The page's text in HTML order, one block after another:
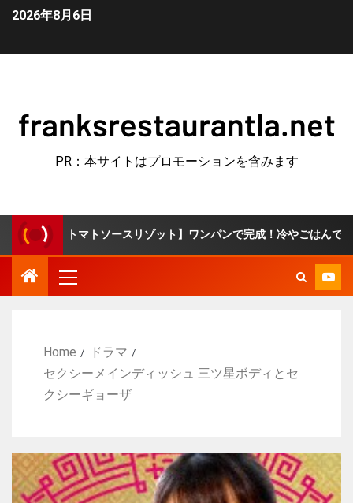
2026年8月6日
franksrestaurantla.net
PR：本サイトはプロモーションを含みます
トソースリゾット】ワンパンで完成！冷やごはんで簡単10分♪
Home
ドラマ
セクシーメインディッシュ 三ツ星ボディとセ
クシーギョーザ